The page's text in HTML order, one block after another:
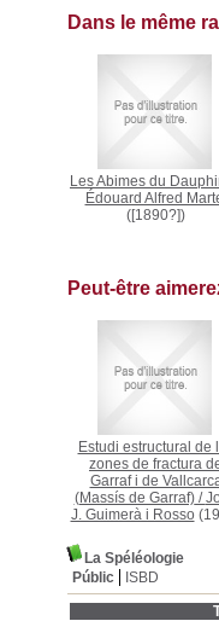
Dans le même
Les Abimes du
Édouard Alfred
([1890?])
Peut-être
Estudi estructural de
zones de fractura
Garraf i de
(Massís de Garraf)/
J. Guimerà i Rosso
La Spéléologie
Públic
ISBD